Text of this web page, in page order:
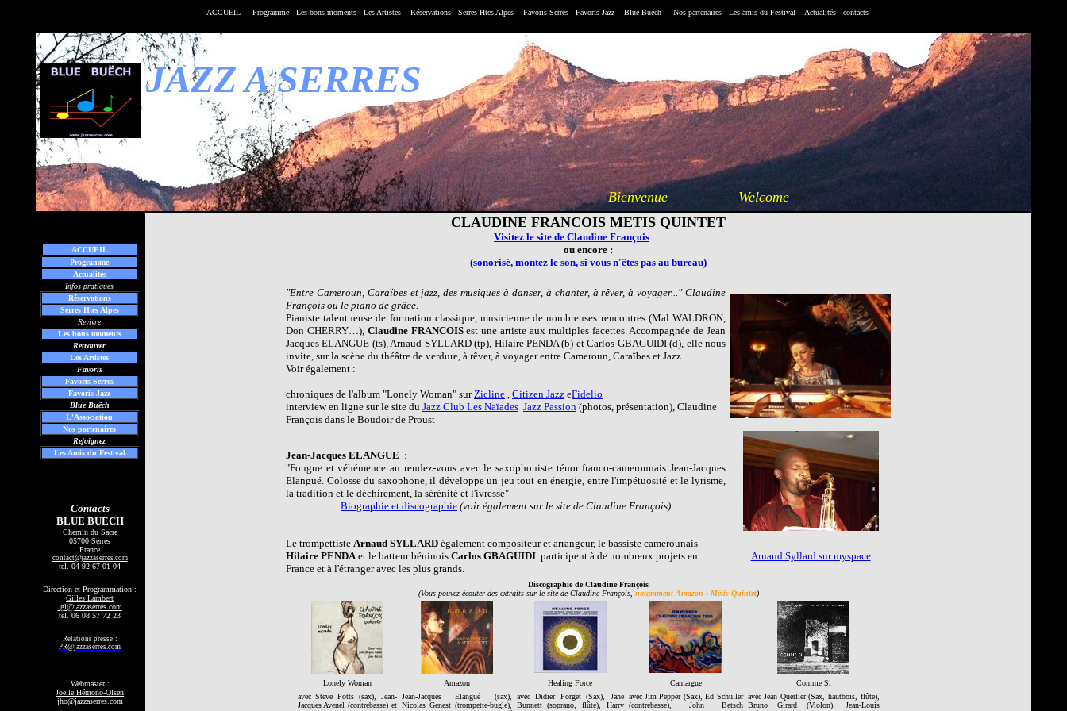
ACCUEIL Programme Les bons moments Les Artistes Réservations Serres Htes Alpes Favoris Serres Favoris Jazz Blue Buëch Nos partenaires Les amis du Festival Actualités contacts
JAZZ A SERRES
Bienvenue Welcome
ACCUEIL
Programme
Actualités
Infos pratiques
Réservations
Serres Htes Alpes
Revivre
Les bons moments
Retrouver
Les Artistes
Favoris
Favoris Serres
Favoris Jazz
Blue Buëch
L'Association
Nos partenaires
Rejoignez
Les Amis du Festival
Contacts
BLUE BUECH
Chemin du Sacre
05700 Serres
France
contact@jazzaserres.com
tel. 04 92 67 01 04
Direction et Programmation :
Gilles Lambert
gl@jazzaserres.com
tel. 06 08 57 72 23
Relations presse:
PR@jazzaserres.com
Webmaster :
Joëlle Hémono-Olsen
jho@jazzaserres.com
CLAUDINE FRANCOIS METIS QUINTET
Visitez le site de Claudine François
ou encore :
(sonorisé, montez le son, si vous n'êtes pas au bureau)
"Entre Cameroun, Caraïbes et jazz, des musiques à danser, à chanter, à rêver, à voyager..." Claudine
François ou le piano de grâce.
Pianiste talentueuse de formation classique, musicienne de nombreuses rencontres (Mal WALDRON,
Don CHERRY…), Claudine FRANCOISest une artiste aux multiples facettes. Accompagnée de Jean
Jacques ELANGUE (ts), Arnaud SYLLARD (tp), Hilaire PENDA (b) et Carlos GBAGUIDI (d), elle nous
invite, sur la scène du théâtre de verdure, à rêver, à voyager entre Cameroun, Caraïbes et Jazz.
Voir également :
chroniques de l'album "Lonely Woman" surZicline , Citizen Jazz eFidelio
interview en ligne sur le site du Jazz Club Les Naïades Jazz Passion (photos, présentation), Claudine
François dans le Boudoir de Proust
Jean-Jacques ELANGUE :
"Fougue et véhémence au rendez-vous avec le saxophoniste ténor franco-camerounais Jean-Jacques
Elangué. Colosse du saxophone, il développe un jeu tout en énergie, entre l'impétuosité et le lyrisme,
la tradition et le déchirement, la sérénité et l'ivresse"
Biographie et discographie (voir également sur le site de Claudine François)
Le trompettiste Arnaud SYLLARD également compositeur et arrangeur, le bassiste camerounais
Hilaire PENDAet le batteur béninois Carlos GBAGUIDI participent à de nombreux projets en
France et à l'étranger avec les plus grands.
Arnaud Syllard sur myspace
Discographie de Claudine François
(Vous pouvez écouter des extraits sur le site de Claudine François, notamment Amazon - Métis Quintet)
Lonely Woman Amazon Healing Force Camargue
Comme Si
avec Steve Potts (sax), Jean-
Jacques Avenel (contrebasse) et
Jean-Jacques Elangué (sax),
Nicolas Genest (trompette-bugle),
avec Didier Forget (Sax), Jane
Bunnett (soprano, flûte), Harry
avec Jim Pepper (Sax), Ed Schuller
(contrebasse), John Betsch
avec Jean Querlier (Sax, hautbois, flûte),
Bruno Girard (Violon), Jean-Louis